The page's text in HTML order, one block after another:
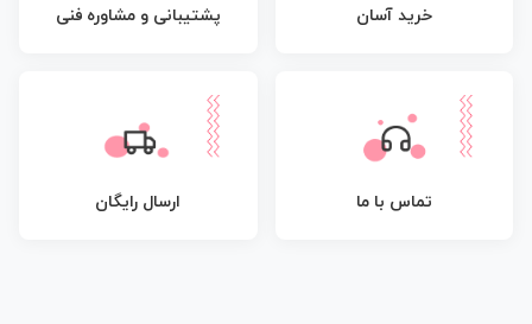
خرید آسان پشتیبانی و مشاوره فنی
تماس با ما ارسال رایگان